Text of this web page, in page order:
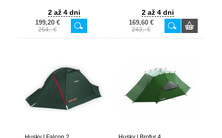
2 až 4 dni
199,20 €
254,- €
2 až 4 dni
169,60 €
243,- €